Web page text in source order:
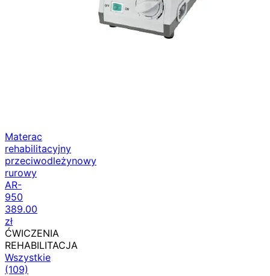
Materac
rehabilitacyjny
przeciwodleżynowy
rurowy
AR-
950
389.00
zł
ĆWICZENIA
REHABILITACJA
Wszystkie
(109)